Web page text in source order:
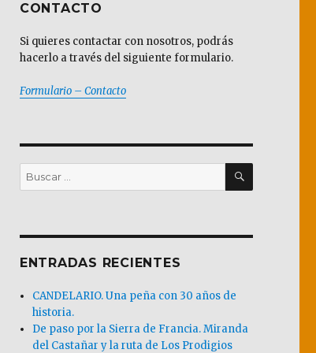
CONTACTO
Si quieres contactar con nosotros, podrás
hacerlo a través del siguiente formulario.
Formulario – Contacto
Buscar
por:
BUSCAR
ENTRADAS RECIENTES
CANDELARIO. Una peña con 30 años de
historia.
De paso por la Sierra de Francia. Miranda
del Castañar y la ruta de Los Prodigios